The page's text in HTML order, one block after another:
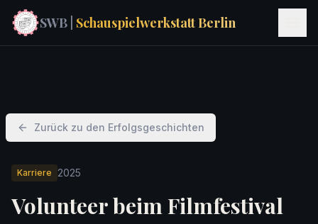
SWB | Schauspielwerkstatt Berlin
Zurück zu den Erfolgsgeschichten
Karriere 2025
Volunteer beim Filmfestival